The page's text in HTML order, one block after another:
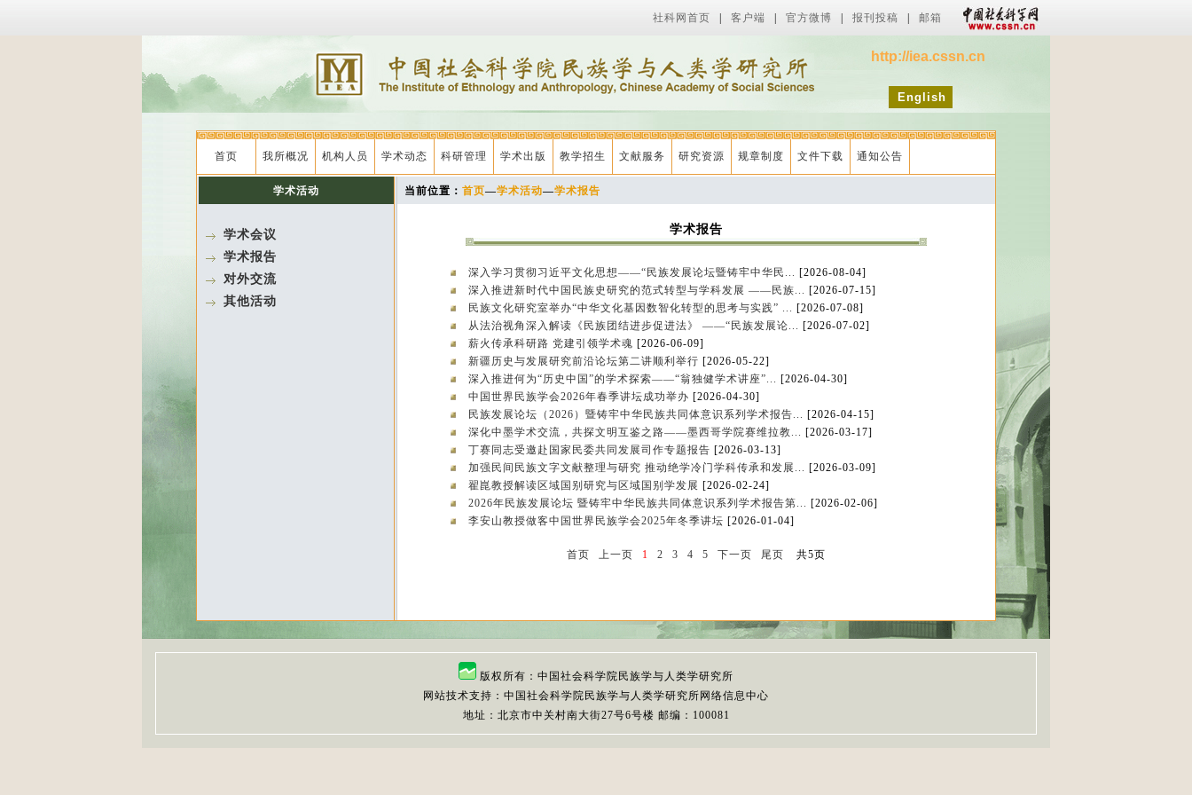
社科网首页 客户端 官方微博 报刊投稿 邮箱
http://iea.cssn.cn
English
首页 我所概况 机构人员 学术动态 科研管理 学术出版 教学招生 文献服务 研究资源 规章制度 文件下载 通知公告
学术活动
学术会议
学术报告
对外交流
其他活动
当前位置： 首页—学术活动—学术报告
学术报告
深入学习贯彻习近平文化思想——“民族发展论坛暨铸牢中华民... [2026-08-04]
深入推进新时代中国民族史研究的范式转型与学科发展 ——民族... [2026-07-15]
民族文化研究室举办“中华文化基因数智化转型的思考与实践” ... [2026-07-08]
从法治视角深入解读《民族团结进步促进法》 ——“民族发展论... [2026-07-02]
薪火传承科研路 党建引领学术魂 [2026-06-09]
新疆历史与发展研究前沿论坛第二讲顺利举行 [2026-05-22]
深入推进何为“历史中国”的学术探索——“翁独健学术讲座”... [2026-04-30]
中国世界民族学会2026年春季讲坛成功举办 [2026-04-30]
民族发展论坛（2026）暨铸牢中华民族共同体意识系列学术报告... [2026-04-15]
深化中墨学术交流，共探文明互鉴之路——墨西哥学院赛维拉教... [2026-03-17]
丁赛同志受邀赴国家民委共同发展司作专题报告 [2026-03-13]
加强民间民族文字文献整理与研究 推动绝学冷门学科传承和发展... [2026-03-09]
翟崑教授解读区域国别研究与区域国别学发展 [2026-02-24]
2026年民族发展论坛 暨铸牢中华民族共同体意识系列学术报告第... [2026-02-06]
李安山教授做客中国世界民族学会2025年冬季讲坛 [2026-01-04]
首页 上一页 1 2 3 4 5 下一页 尾页 共5页
版权所有：中国社会科学院民族学与人类学研究所
网站技术支持：中国社会科学院民族学与人类学研究所网络信息中心
地址：北京市中关村南大街27号6号楼 邮编：100081